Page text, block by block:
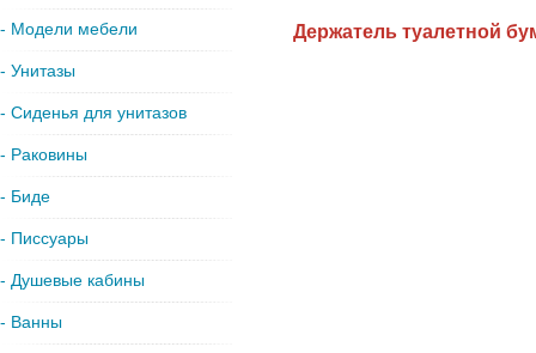
- Модели мебели
- Унитазы
- Сиденья для унитазов
- Раковины
- Биде
- Писсуары
- Душевые кабины
- Ванны
Держатель туалетной